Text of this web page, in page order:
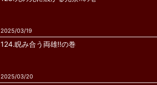
2025/03/19
124.睨み合う両雄!!の巻
2025/03/20